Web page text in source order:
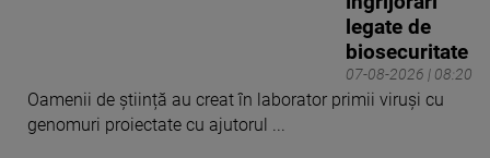
07-08-2026 | 08:20
legate de
biosecuritate
Oamenii de știință au creat în laborator primii viruși cu
genomuri proiectate cu ajutorul ...